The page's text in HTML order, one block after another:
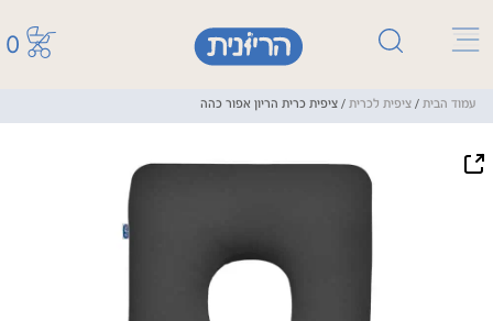
0
עמוד הבית / ציפית לכרית / ציפית כרית הריון אפור כהה